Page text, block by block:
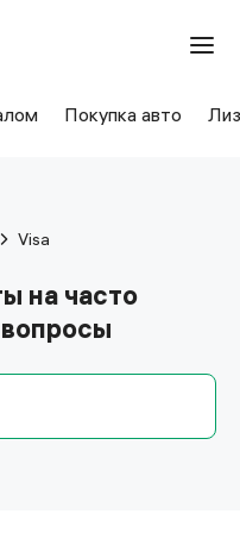
Покупка авто
Visa
на часто